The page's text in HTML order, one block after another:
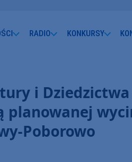
RADIO KONKURSY
i
planowanej
Poborowo